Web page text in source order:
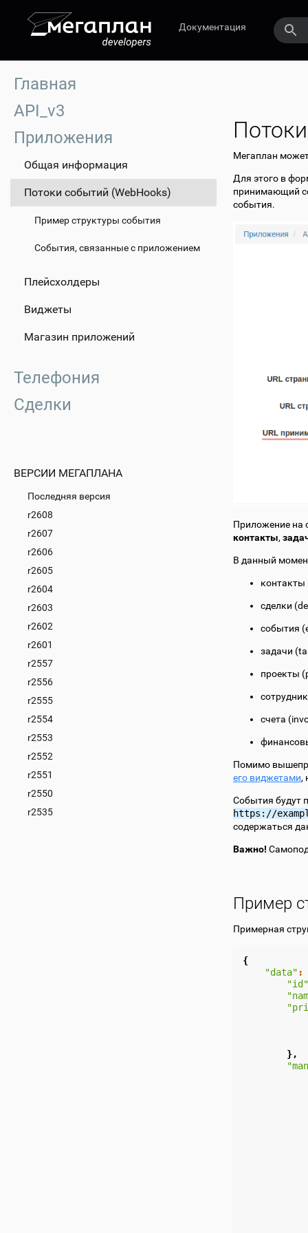
Документация
Главная
API_v3
Приложения
Общая информация
Потоки событий (WebHooks)
Пример структуры события
События, связанные с приложением
Плейсхолдеры
Виджеты
Магазин приложений
Телефония
Сделки
ВЕРСИИ МЕГАПЛАНА
Последняя версия
r2608
r2607
r2606
r2605
r2604
r2603
r2602
r2601
r2557
r2556
r2555
r2554
r2553
r2552
r2551
r2550
r2535
Мегаплан
Для этого в
принимающий
события.
Приложение на
контакты,
В данный
сделки
события
задачи
проекты
счета
Помимо
его виджетами,
События будут
https://
содержаться
Важно!
Пример
Примерная
{
"data" :
"id"
},